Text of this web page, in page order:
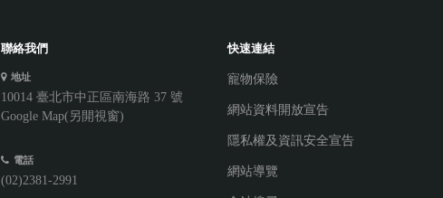
聯絡我們
地址
10014 臺北市中正區南海路 37 號
Google Map(另開視窗)
電話
(02)2381-2991
快速連結
寵物保險
網站資料開放宣告
隱私權及資訊安全宣告
網站導覽